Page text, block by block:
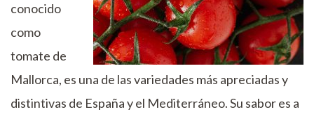
conocido
como
tomate de
Mallorca, es una de las variedades más apreciadas y
distintivas de España y el Mediterráneo. Su sabor es a